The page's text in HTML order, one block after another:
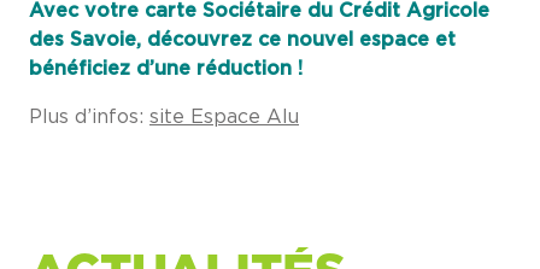
Avec votre carte Sociétaire du Crédit Agricole
des Savoie, découvrez ce nouvel espace et
bénéficiez d’une réduction !
Plus d’infos: site Espace Alu